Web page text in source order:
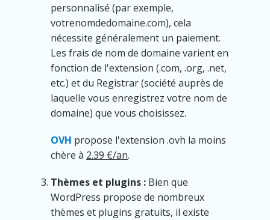
personnalisé (par exemple,
votrenomdedomaine.com), cela
nécessite généralement un paiement.
Les frais de nom de domaine varient en
fonction de l'extension (.com, .org, .net,
etc.) et du Registrar (société auprès de
laquelle vous enregistrez votre nom de
domaine) que vous choisissez.
OVH propose l'extension .ovh la moins
chère à 2.39 €/an.
Thèmes et plugins : Bien que
WordPress propose de nombreux
thèmes et plugins gratuits, il existe